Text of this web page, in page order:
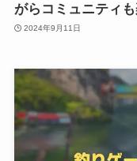
がらコミュニティ
2024年9月11日